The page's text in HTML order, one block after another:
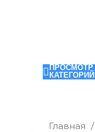
ПРОСМОТР
КАТЕГОРИЙ
Главная